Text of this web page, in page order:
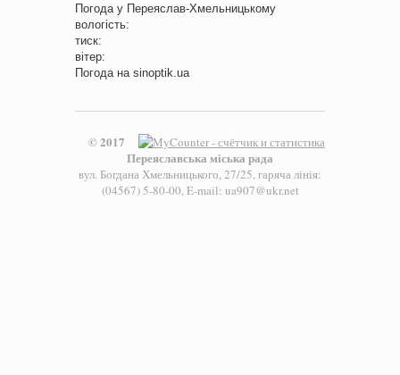
Погода у Переяслав-Хмельницькому
вологість:
тиск:
вітер:
Погода на sinoptik.ua
© 2017
Переяславська міська рада
вул. Богдана Хмельницького, 27/25, гаряча лінія:
(04567) 5-80-00, E-mail: ua907@ukr.net